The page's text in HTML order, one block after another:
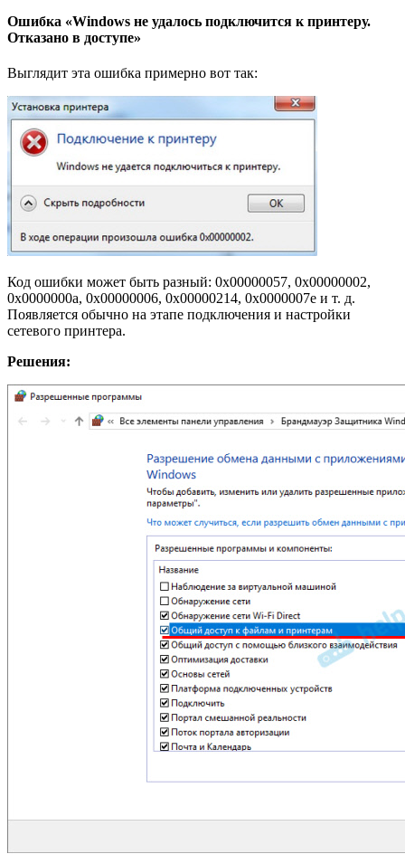
Ошибка «Windows не удалось подключится к принтеру.
Отказано в доступе»
Выглядит эта ошибка примерно вот так:
Код ошибки может быть разный: 0x00000057, 0x00000002,
0x0000000a, 0x00000006, 0x00000214, 0x0000007e и т. д.
Появляется обычно на этапе подключения и настройки
сетевого принтера.
Решения: